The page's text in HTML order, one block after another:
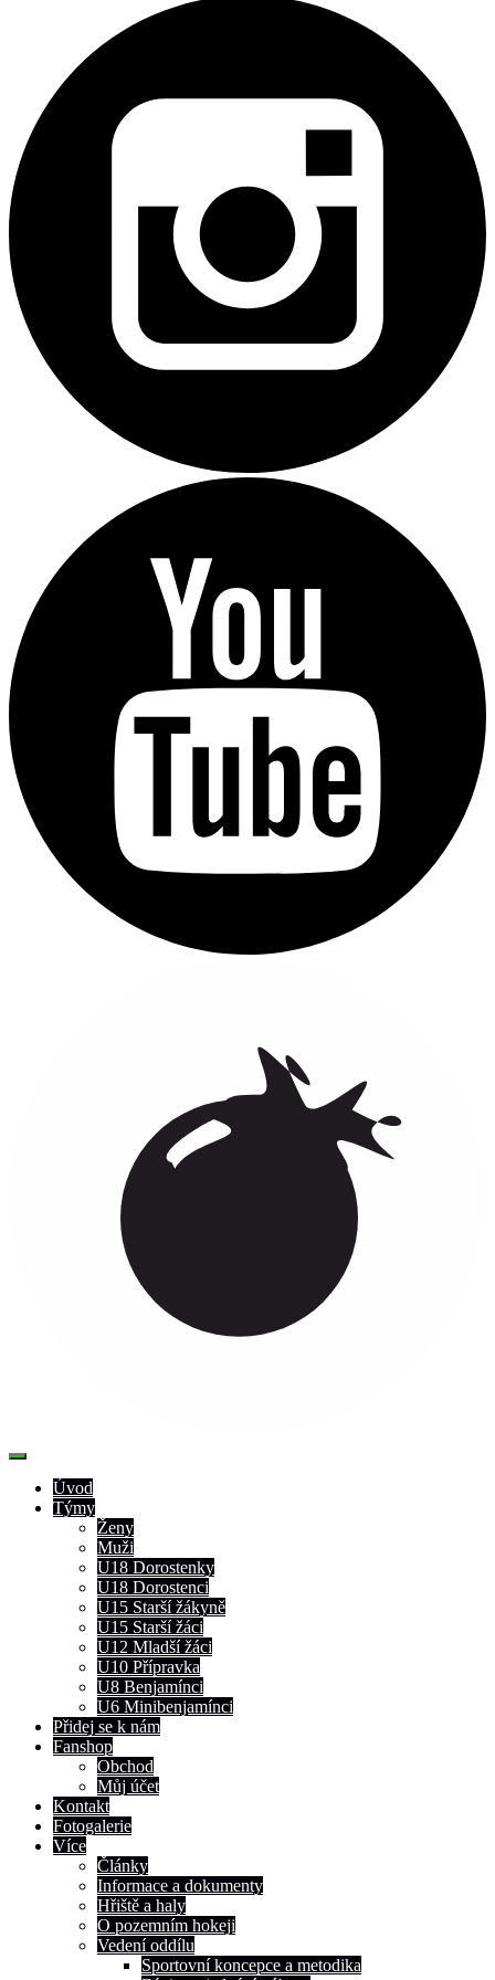
Úvod
Týmy
Ženy
Muži
U18 Dorostenky
U18 Dorostenci
U15 Starší žákyně
U15 Starší žáci
U12 Mladší žáci
U10 Přípravka
U8 Benjamínci
U6 Minibenjamínci
Přidej se k nám
Fanshop
Obchod
Můj účet
Kontakt
Fotogalerie
Více
Články
Informace a dokumenty
Hřiště a haly
O pozemním hokeji
Vedení oddílu
Sportovní koncepce a metodika